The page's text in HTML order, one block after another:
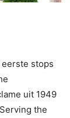
eerste stops
uit 1949
the